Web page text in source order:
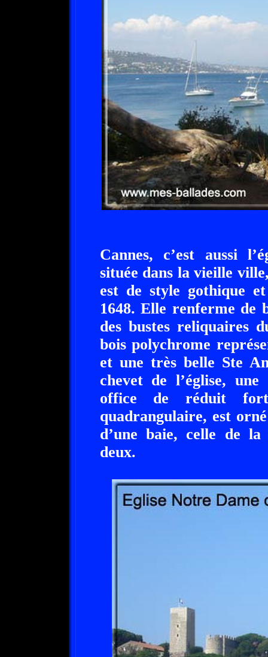
Cannes, c’est aussi
située dans la vieille
est de style gothique
1648. Elle renferme de
des bustes reliquaires
bois polychrome
et une très belle Ste
chevet de l’église,
office de réduit
quadrangulaire, est
d’une baie, celle de
deux.